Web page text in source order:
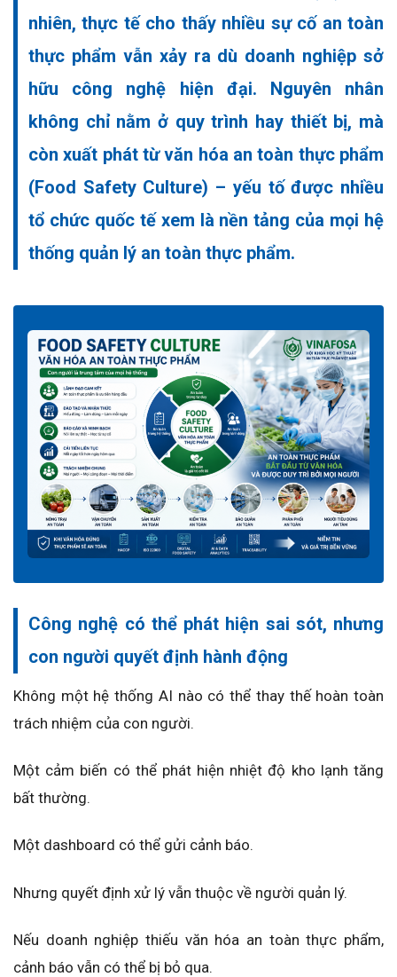
nhiên, thực tế cho thấy nhiều sự cố an toàn
thực phẩm vẫn xảy ra dù doanh nghiệp sở
hữu công nghệ hiện đại. Nguyên nhân
không chỉ nằm ở quy trình hay thiết bị, mà
còn xuất phát từvăn hóa an toàn thực phẩm
(Food Safety Culture) – yếu tố được nhiều
tổ chức quốc tế xem là nền tảng của mọi hệ
thống quản lý an toàn thực phẩm.
Công nghệ có thể phát hiện sai sót, nhưng
con người quyết định hành động
Không một hệ thống AI nào có thể thay thế hoàn toàn
trách nhiệm của con người.
Một cảm biến có thể phát hiện nhiệt độ kho lạnh tăng
bất thường.
Một dashboard có thể gửi cảnh báo.
Nhưng quyết định xử lý vẫn thuộc về người quản lý.
Nếu doanh nghiệp thiếu văn hóa an toàn thực phẩm,
cảnh báo vẫn có thể bị bỏ qua.